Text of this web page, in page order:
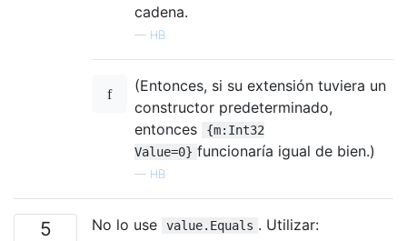
cadena.
— HB
(Entonces, si su extensión tuviera un
constructor predeterminado,
entonces
{m:Int32
Value=0} funcionaría igual de bien.)
— HB
5 No lo use value.Equals . Utilizar: